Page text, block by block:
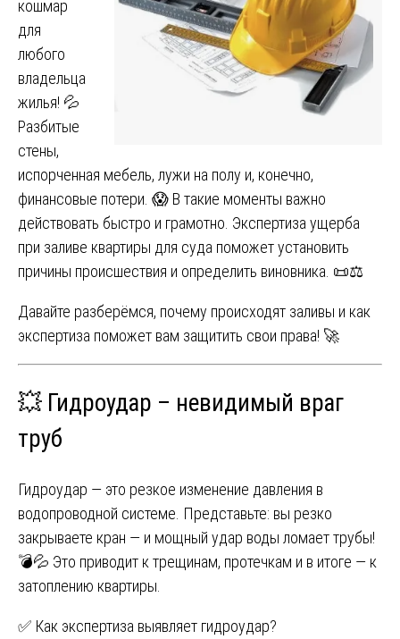
кошмар
для
любого
владельца
жилья! 💦
Разбитые
стены,
испорченная мебель, лужи на полу и, конечно,
финансовые потери. 😱 В такие моменты важно
действовать быстро и грамотно. Экспертиза ущерба
при заливе квартиры для суда поможет установить
причины происшествия и определить виновника. 📜⚖️
Давайте разберёмся, почему происходят заливы и как
экспертиза поможет вам защитить свои права! 🚀
💥 Гидроудар – невидимый враг
труб
Гидроудар — это резкое изменение давления в
водопроводной системе. Представьте: вы резко
закрываете кран — и мощный удар воды ломает трубы!
💣💦 Это приводит к трещинам, протечкам и в итоге — к
затоплению квартиры.
✅ Как экспертиза выявляет гидроудар?